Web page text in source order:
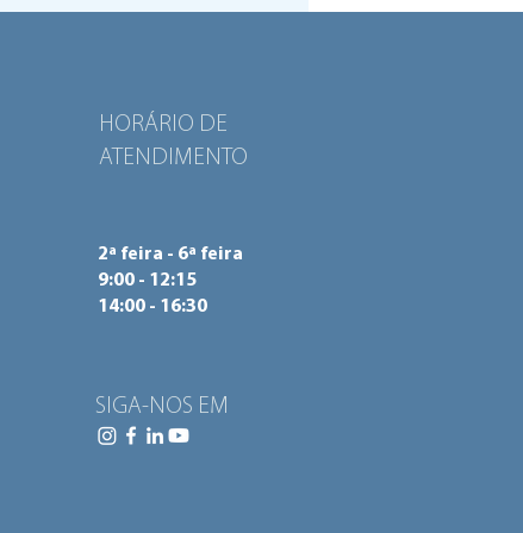
HORÁRIO DE
ATENDIMENTO
2ª feira - 6ª feira
9:00 - 12:15
14:00 - 16:30
SIGA-NOS EM